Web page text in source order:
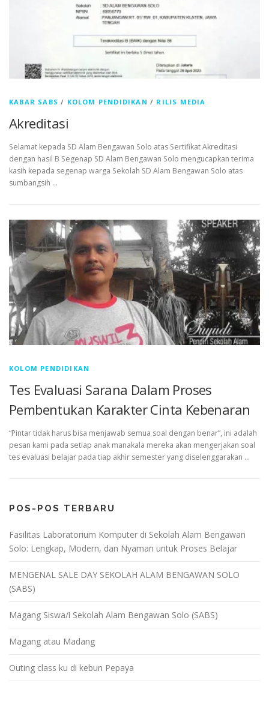
KABAR SABS / KOLOM PENDIDIKAN / RILIS MEDIA
Akreditasi
Selamat kepada SD Alam Bengawan Solo atas Sertifikat Akreditasi
dengan hasil B Segenap SD Alam Bengawan Solo mengucapkan terima
kasih kepada segenap warga Sekolah SD Alam Bengawan Solo atas
sumbangsih …
KOLOM PENDIDIKAN
Tes Evaluasi Sarana Dalam Proses
Pembentukan Karakter Cinta Kebenaran
“Pintar tidak harus bisa menjawab semua soal dengan benar”, ini adalah
pesan kami pada setiap anak manakala mereka akan mengerjakan soal
tes evaluasi belajar pada tiap akhir semester yang diselenggarakan …
POS-POS TERBARU
Fasilitas Laboratorium Komputer di Sekolah Alam Bengawan
Solo: Lengkap, Modern, dan Nyaman untuk Proses Belajar
MENGENAL SALE DAY SEKOLAH ALAM BENGAWAN SOLO
(SABS)
Magang Siswa/i Sekolah Alam Bengawan Solo (SABS)
Magang atau Madang
Outing class ku di kebun Pepaya